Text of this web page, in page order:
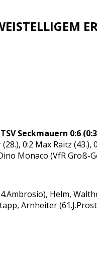
Seckmauern 0:6
0:2 Max Raitz (43.),
Monaco (VfR Groß-
Helm,
Arnheiter